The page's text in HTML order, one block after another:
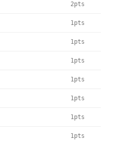
2pts
1pts
1pts
1pts
1pts
1pts
1pts
1pts